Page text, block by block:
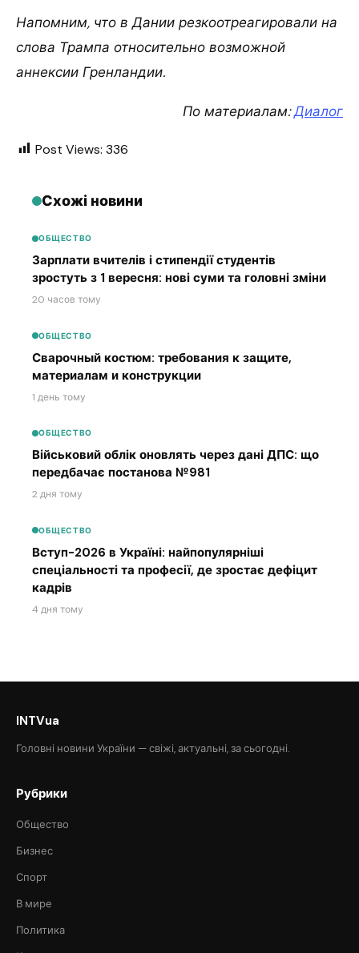
Напомним, что в Дании резкоотреагировали на
слова Трампа относительно возможной
аннексии Гренландии.
По материалам:Диалог
Post Views: 336
Схожі новини
ОБЩЕСТВО
Зарплати вчителів і стипендії студентів
зростуть з 1 вересня: нові суми та головні зміни
20 часов тому
ОБЩЕСТВО
Сварочный костюм: требования к защите,
материалам и конструкции
1 день тому
ОБЩЕСТВО
Військовий облік оновлять через дані ДПС: що
передбачає постанова №981
2 дня тому
ОБЩЕСТВО
Вступ-2026 в Україні: найпопулярніші
спеціальності та професії, де зростає дефіцит
кадрів
4 дня тому
INTVua
Головні новини України — свіжі, актуальні, за сьогодні.
Рубрики
Общество
Бизнес
Спорт
В мире
Политика